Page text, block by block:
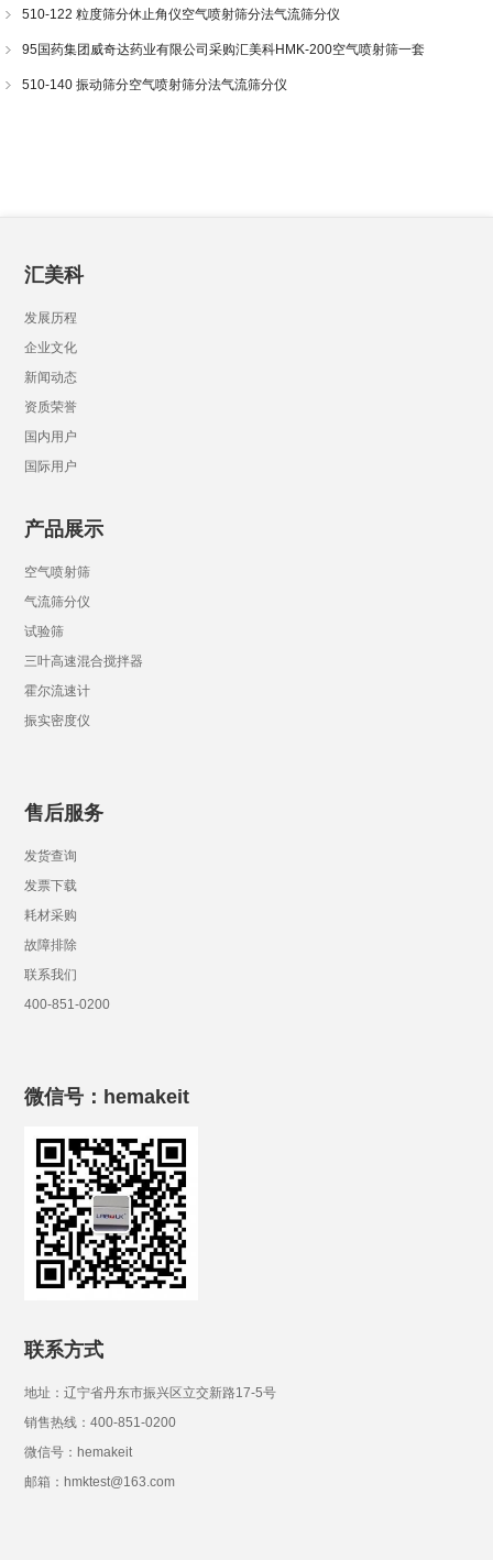
510-122 粒度筛分休止角仪空气喷射筛分法气流筛分仪
95国药集团威奇达药业有限公司采购汇美科HMK-200空气喷射筛一套
510-140 振动筛分空气喷射筛分法气流筛分仪
汇美科
发展历程
企业文化
新闻动态
资质荣誉
国内用户
国际用户
产品展示
空气喷射筛
气流筛分仪
试验筛
三叶高速混合搅拌器
霍尔流速计
振实密度仪
售后服务
发货查询
发票下载
耗材采购
故障排除
联系我们
400-851-0200
微信号：hemakeit
联系方式
地址：辽宁省丹东市振兴区立交新路17-5号
销售热线：400-851-0200
微信号：hemakeit
邮箱：hmktest@163.com